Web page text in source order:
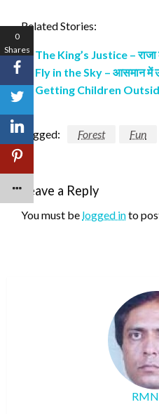
Related Stories:
The King’s Justice –
Fly in the Sky – आसमान में
Getting Children
Tagged: Forest Fun
Leave a Reply
You must be logged into
0
Shares